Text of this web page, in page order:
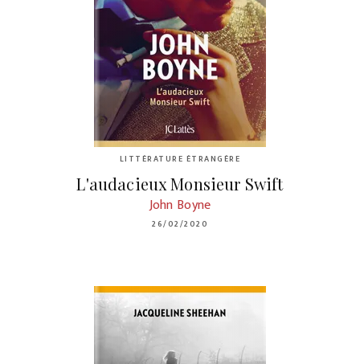
LITTÉRATURE ÉTRANGÈRE
L'audacieux Monsieur Swift
John Boyne
26/02/2020